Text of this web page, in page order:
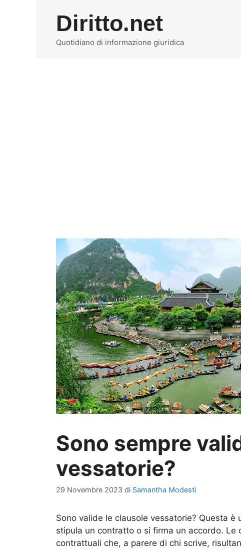
Diritto.net
Quotidiano di informazione giuridica
Sono sempre
vessatorie?
29 Novembre 2023 di Samantha Modesti
Sono valide le clausole vessatorie? Questa
stipula un contratto o si firma un accordo. Le
contrattuali che, a parere di chi scrive,